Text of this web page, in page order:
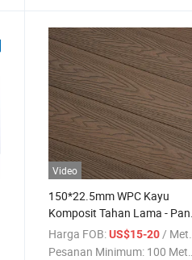
Video
150*22.5mm WPC Kayu
Komposit Tahan Lama - Panel
Lantai Berongga Anti Selip
Tahan Cuaca untuk
Harga FOB: US$15-20 / Meter persegi
Pesanan Minimum: 100 Meter ...